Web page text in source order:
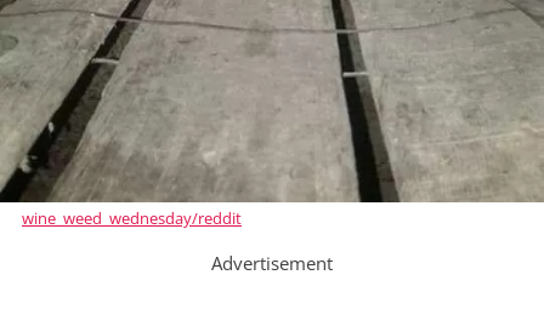
wine_weed_wednesday/reddit
Advertisement